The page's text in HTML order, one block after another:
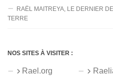
RAËL MAITREYA, LE DERNIER
TERRE
NOS SITES À VISITER :
Rael.org